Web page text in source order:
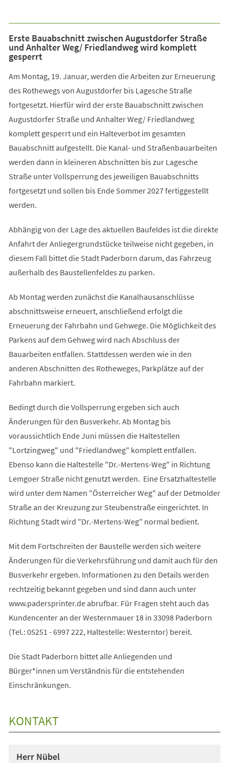
Erste Bauabschnitt zwischen Augustdorfer Straße
und Anhalter Weg/ Friedlandweg wird komplett
gesperrt
Am Montag, 19. Januar, werden die Arbeiten zur Erneuerung
des Rothewegs von Augustdorfer bis Lagesche Straße
fortgesetzt. Hierfür wird der erste Bauabschnitt zwischen
Augustdorfer Straße und Anhalter Weg/ Friedlandweg
komplett gesperrt und ein Halteverbot im gesamten
Bauabschnitt aufgestellt. Die Kanal- und Straßenbauarbeiten
werden dann in kleineren Abschnitten bis zur Lagesche
Straße unter Vollsperrung des jeweiligen Bauabschnitts
fortgesetzt und sollen bis Ende Sommer 2027 fertiggestellt
werden.
Abhängig von der Lage des aktuellen Baufeldes ist die direkte
Anfahrt der Anliegergrundstücke teilweise nicht gegeben, in
diesem Fall bittet die Stadt Paderborn darum, das Fahrzeug
außerhalb des Baustellenfeldes zu parken.
Ab Montag werden zunächst die Kanalhausanschlüsse
abschnittsweise erneuert, anschließend erfolgt die
Erneuerung der Fahrbahn und Gehwege. Die Möglichkeit des
Parkens auf dem Gehweg wird nach Abschluss der
Bauarbeiten entfallen. Stattdessen werden wie in den
anderen Abschnitten des Rotheweges, Parkplätze auf der
Fahrbahn markiert.
Bedingt durch die Vollsperrung ergeben sich auch
Änderungen für den Busverkehr. Ab Montag bis
voraussichtlich Ende Juni müssen die Haltestellen
"Lortzingweg" und "Friedlandweg" komplett entfallen.
Ebenso kann die Haltestelle "Dr.-Mertens-Weg" in Richtung
Lemgoer Straße nicht genutzt werden. Eine Ersatzhaltestelle
wird unter dem Namen "Österreicher Weg" auf der Detmolder
Straße an der Kreuzung zur Steubenstraße eingerichtet. In
Richtung Stadt wird "Dr.-Mertens-Weg" normal bedient.
Mit dem Fortschreiten der Baustelle werden sich weitere
Änderungen für die Verkehrsführung und damit auch für den
Busverkehr ergeben. Informationen zu den Details werden
rechtzeitig bekannt gegeben und sind dann auch unter
www.padersprinter.de abrufbar. Für Fragen steht auch das
Kundencenter an der Westernmauer 18 in 33098 Paderborn
(Tel.: 05251 - 6997 222, Haltestelle: Westerntor) bereit.
Die Stadt Paderborn bittet alle Anliegenden und
Bürger*innen um Verständnis für die entstehenden
Einschränkungen.
KONTAKT
Herr Nübel